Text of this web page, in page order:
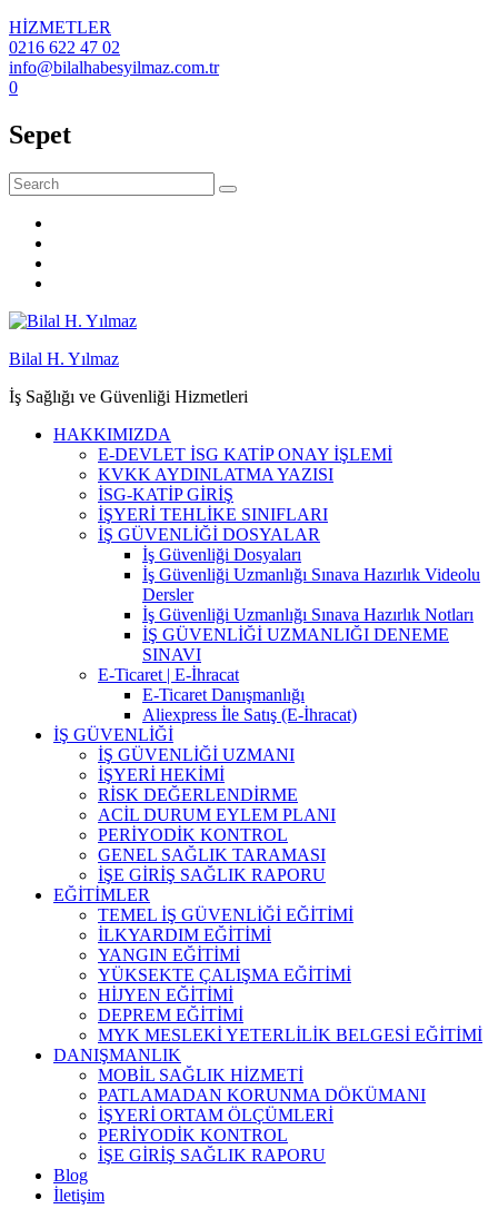
HİZMETLER
0216 622 47 02
info@bilalhabesyilmaz.com.tr
0
Sepet
Bilal H. Yılmaz
İş Sağlığı ve Güvenliği Hizmetleri
HAKKIMIZDA
E-DEVLET İSG KATİP ONAY İŞLEMİ
KVKK AYDINLATMA YAZISI
İSG-KATİP GİRİŞ
İŞYERİ TEHLİKE SINIFLARI
İŞ GÜVENLİĞİ DOSYALAR
İş Güvenliği Dosyaları
İş Güvenliği Uzmanlığı Sınava Hazırlık Videolu
Dersler
İş Güvenliği Uzmanlığı Sınava Hazırlık Notları
İŞ GÜVENLİĞİ UZMANLIĞI DENEME
SINAVI
E-Ticaret | E-İhracat
E-Ticaret Danışmanlığı
Aliexpress İle Satış (E-İhracat)
İŞ GÜVENLİĞİ
İŞ GÜVENLİĞİ UZMANI
İŞYERİ HEKİMİ
RİSK DEĞERLENDİRME
ACİL DURUM EYLEM PLANI
PERİYODİK KONTROL
GENEL SAĞLIK TARAMASI
İŞE GİRİŞ SAĞLIK RAPORU
EĞİTİMLER
TEMEL İŞ GÜVENLİĞİ EĞİTİMİ
İLKYARDIM EĞİTİMİ
YANGIN EĞİTİMİ
YÜKSEKTE ÇALIŞMA EĞİTİMİ
HİJYEN EĞİTİMİ
DEPREM EĞİTİMİ
MYK MESLEKİ YETERLİLİK BELGESİ EĞİTİMİ
DANIŞMANLIK
MOBİL SAĞLIK HİZMETİ
PATLAMADAN KORUNMA DÖKÜMANI
İŞYERİ ORTAM ÖLÇÜMLERİ
PERİYODİK KONTROL
İŞE GİRİŞ SAĞLIK RAPORU
Blog
İletişim